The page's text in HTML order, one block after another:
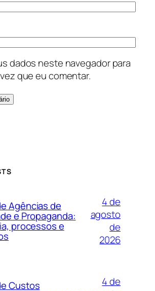
dados neste navegador para
que eu comentar.
Agências de
e Propaganda:
processos e
4 de
agosto
de
2026
Custos
4 de